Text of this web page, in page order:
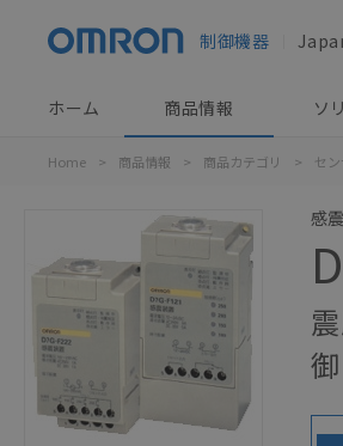
制御機器
ホーム 商品情報 ソ
Home > 商品情報 > 商品カテゴリ > セ
感
御